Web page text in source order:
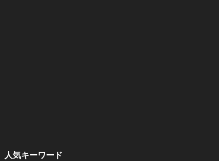
人気キーワード